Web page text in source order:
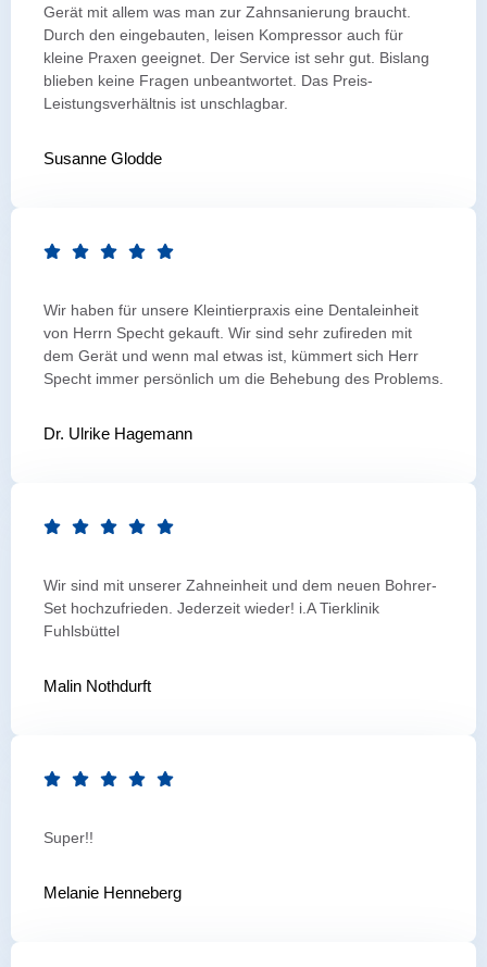
Gerät mit allem was man zur Zahnsanierung braucht.
Durch den eingebauten, leisen Kompressor auch für
kleine Praxen geeignet. Der Service ist sehr gut. Bislang
blieben keine Fragen unbeantwortet. Das Preis-
Leistungsverhältnis ist unschlagbar.
Susanne Glodde
Wir haben für unsere Kleintierpraxis eine Dentaleinheit
von Herrn Specht gekauft. Wir sind sehr zufireden mit
dem Gerät und wenn mal etwas ist, kümmert sich Herr
Specht immer persönlich um die Behebung des Problems.
Dr. Ulrike Hagemann
Wir sind mit unserer Zahneinheit und dem neuen Bohrer-
Set hochzufrieden. Jederzeit wieder! i.A Tierklinik
Fuhlsbüttel
Malin Nothdurft
Super!!
Melanie Henneberg